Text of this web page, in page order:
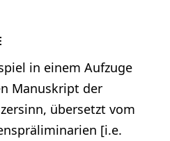
in einem Aufzuge
Manuskript der
übersetzt vom
[i.e.